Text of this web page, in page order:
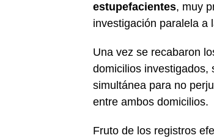
estupefacientes, muy
investigación paralela a
Una vez se recabaron
domicilios investigados,
simultánea para no
entre ambos domicilios.
Fruto de los registros